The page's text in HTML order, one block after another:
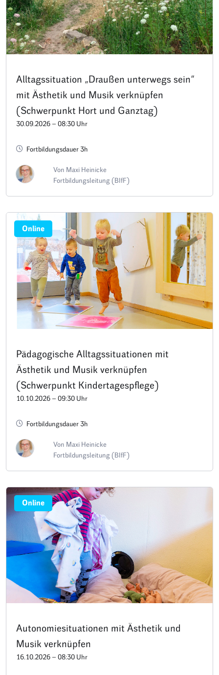
Alltagssituation „Draußen unterwegs sein“
mit Ästhetik und Musik verknüpfen
(Schwerpunkt Hort und Ganztag)
30.09.2026 – 08:30 Uhr
Fortbildungsdauer 3h
Von Maxi Heinicke
Fortbildungsleitung (BIfF)
Online
Pädagogische Alltagssituationen mit
Ästhetik und Musik verknüpfen
(Schwerpunkt Kindertagespflege)
10.10.2026 – 09:30 Uhr
Fortbildungsdauer 3h
Von Maxi Heinicke
Fortbildungsleitung (BIfF)
Online
Autonomiesituationen mit Ästhetik und
Musik verknüpfen
16.10.2026 – 08:30 Uhr